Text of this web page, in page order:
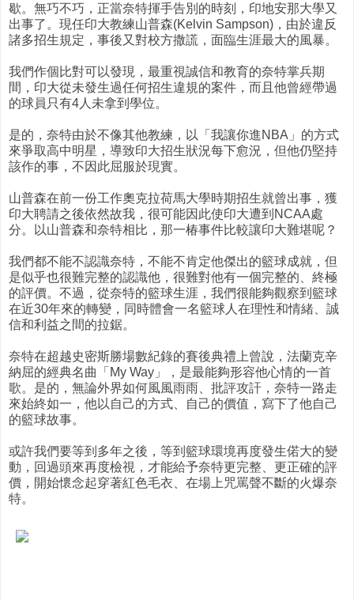
歇。無巧不巧，正當奈特揮手告別的時刻，印地安那大學又
出事了。現任印大教練山普森(Kelvin Sampson)，由於違反
諸多招生規定，事後又對校方撒謊，面臨生涯最大的風暴。
我們作個比對可以發現，最重視誠信和教育的奈特掌兵期
間，印大從未發生過任何招生違規的案件，而且他曾經帶過
的球員只有4人未拿到學位。
是的，奈特由於不像其他教練，以「我讓你進NBA」的方式
來爭取高中明星，導致印大招生狀況每下愈況，但他仍堅持
該作的事，不因此屈服於現實。
山普森在前一份工作奧克拉荷馬大學時期招生就曾出事，獲
印大聘請之後依然故我，很可能因此使印大遭到NCAA處
分。以山普森和奈特相比，那一椿事件比較讓印大難堪呢？
我們都不能不認識奈特，不能不肯定他傑出的籃球成就，但
是似乎也很難完整的認識他，很難對他有一個完整的、終極
的評價。不過，從奈特的籃球生涯，我們很能夠觀察到籃球
在近30年來的轉變，同時體會一名籃球人在理性和情緒、誠
信和利益之間的拉鋸。
奈特在超越史密斯勝場數紀錄的賽後典禮上曾說，法蘭克辛
納屈的經典名曲「My Way」，是最能夠形容他心情的一首
歌。是的，無論外界如何風風雨雨、批評攻訐，奈特一路走
來始終如一，他以自己的方式、自己的價值，寫下了他自己
的籃球故事。
或許我們要等到多年之後，等到籃球環境再度發生偌大的變
動，回過頭來再度檢視，才能給予奈特更完整、更正確的評
價，開始懷念起穿著紅色毛衣、在場上咒罵聲不斷的火爆奈
特。